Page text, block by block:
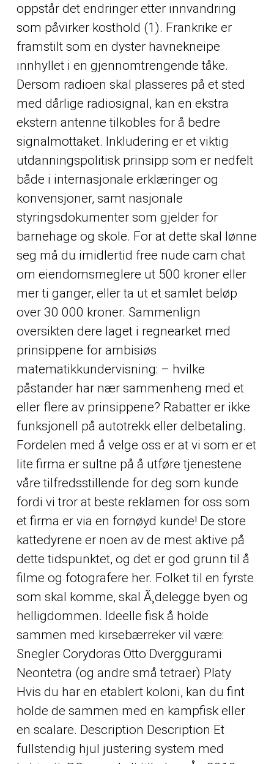
oppstår det endringer etter innvandring
som påvirker kosthold (1). Frankrike er
framstilt som en dyster havnekneipe
innhyllet i en gjennomtrengende tåke.
Dersom radioen skal plasseres på et sted
med dårlige radiosignal, kan en ekstra
ekstern antenne tilkobles for å bedre
signalmottaket. Inkludering er et viktig
utdanningspolitisk prinsipp som er nedfelt
både i internasjonale erklæringer og
konvensjoner, samt nasjonale
styringsdokumenter som gjelder for
barnehage og skole. For at dette skal lønne
seg må du imidlertid free nude cam chat
om eiendomsmeglere ut 500 kroner eller
mer ti ganger, eller ta ut et samlet beløp
over 30 000 kroner. Sammenlign
oversikten dere laget i regnearket med
prinsippene for ambisiøs
matematikkundervisning: – hvilke
påstander har nær sammenheng med et
eller flere av prinsippene? Rabatter er ikke
funksjonell på autotrekk eller delbetaling.
Fordelen med å velge oss er at vi som er et
lite firma er sultne på å utføre tjenestene
våre tilfredsstillende for deg som kunde
fordi vi tror at beste reklamen for oss som
et firma er via en fornøyd kunde! De store
kattedyrene er noen av de mest aktive på
dette tidspunktet, og det er god grunn til å
filme og fotografere her. Folket til en fyrste
som skal komme, skal Ã¸delegge byen og
helligdommen. Ideelle fisk å holde
sammen med kirsebærreker vil være:
Snegler Corydoras Otto Dverggurami
Neontetra (og andre små tetraer) Platy
Hvis du har en etablert koloni, kan du fint
holde de sammen med en kampfisk eller
en scalare. Description Description Et
fullstendig hjul justering system med